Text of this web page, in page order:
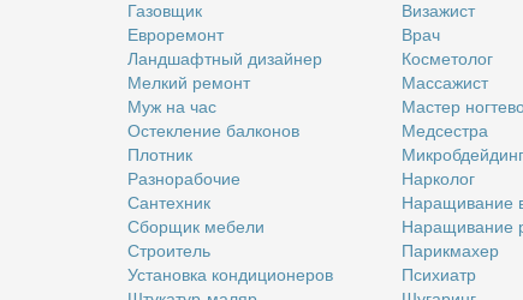
Га­зов­щик
Ев­ро­ре­монт
Ланд­шафт­ный ди­зай­нер
Мел­кий ре­монт
Муж на час
Остек­ле­ние бал­ко­нов
Плот­ник
Раз­но­ра­бо­чие
Сан­тех­ник
Сбор­щик ме­бе­ли
Стро­и­тель
Уста­нов­ка кон­ди­ци­о­не­ров
Ви­за­жист
Врач
Кос­ме­то­лог
Мас­са­жист
Ма­стер
Мед­сест­ра
Нар­ко­лог
На­ра­щи­ва­ние
На­ра­щи­ва­ние
Па­рик­махер
Пси­хи­атр